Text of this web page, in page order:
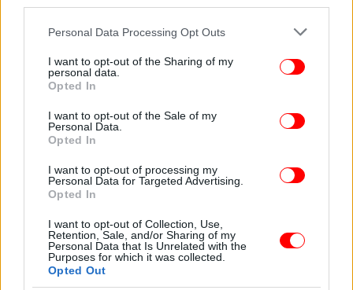
Please note that this website/app uses one or more Google
not limited to your visit or usage behaviour. You may click to
grant or deny consent to Google and its third-party tags to
use your data for below specified purposes in below Google
consent section.
Personal Data Processing Opt Outs
I want to opt-out of the Sharing of my
personal data.
Opted In
I want to opt-out of the Sale of my
Personal Data.
Opted In
I want to opt-out of processing my
Personal Data for Targeted Advertising.
Opted In
I want to opt-out of Collection, Use,
Retention, Sale, and/or Sharing of my
Personal Data that Is Unrelated with the
Purposes for which it was collected.
Opted Out
θα δοθεί δεν θα έχει τον όρο "Μακεδονία" και ότι ο
κ. Μητσοτάκης δεν θέλει να ρίξει την κυβέρνηση για
κάπως διαφορετική» δήλωσε ο πρόεδρος των ΑΝΕΛ,
Πάνος Καμμένος.
«Ο κ. Φωκάς ήταν πάντα συνεπής στις αρχές του και
στις αρχές που εκπροσωπούμε οι ΑΝΕΛ», κατέληξε
στην δήλωσή του ο κ. Καμμένος.
«Η Συνθήκη των Πρεσπών δεν διορθώνεται,
καταργείται. Θα δώσουμε μάχη με τους
Ανεξάρτητους Έλληνες από εδώ και πέρα. Καλή
επιτυχία στον Πάνο Καμμένο και τους ΑΝΕΛ»
δήλωσε, από την πλευρά του, ο κ. Φωκάς.